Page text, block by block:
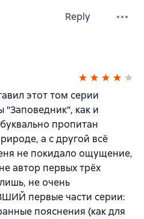
Reply
этот том серии
"Заповедник", как и
пропитан
а с другой всё
не покидало ощущение,
автор первых трёх
не очень
первые части серии:
пояснения (как для